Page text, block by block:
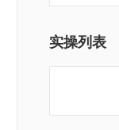
实操列表